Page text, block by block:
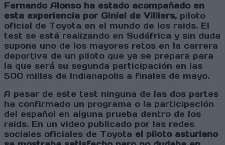
Fernando Alonso ha estado acompañado en
esta experiencia por Giniel de Villiers, piloto
oficial de Toyota en el mundo de los raids. El
test se está realizando en Sudáfrica y sin duda
supone uno de los mayores retos en la carrera
deportiva de un piloto que ya se prepara para
la que será su segunda participación en las
500 millas de Indianapolis a finales de mayo.
A pesar de este test ninguna de las dos partes
ha confirmado un programa o la participación
del español en alguna prueba dentro de los
raids. En un video publicado por las redes
sociales oficiales de Toyota el piloto asturiano